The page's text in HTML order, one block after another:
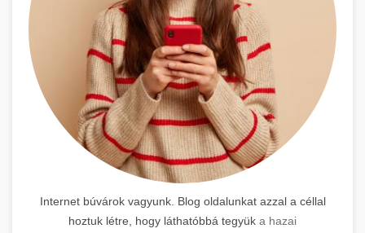
Internet búvárok vagyunk. Blog oldalunkat azzal a céllal
hoztuk létre, hogy láthatóbbá tegyük a hazai